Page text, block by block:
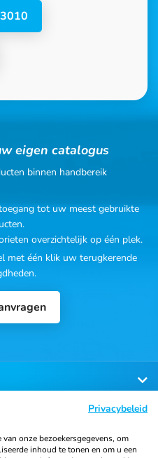
eigen catalogus
binnen handbereik
tot uw meest gebruikte
overzichtelijk op één plek.
met één klik uw terugkerende
Privacybeleid
onze bezoekersgegevens, om
inhoud te tonen en om u een